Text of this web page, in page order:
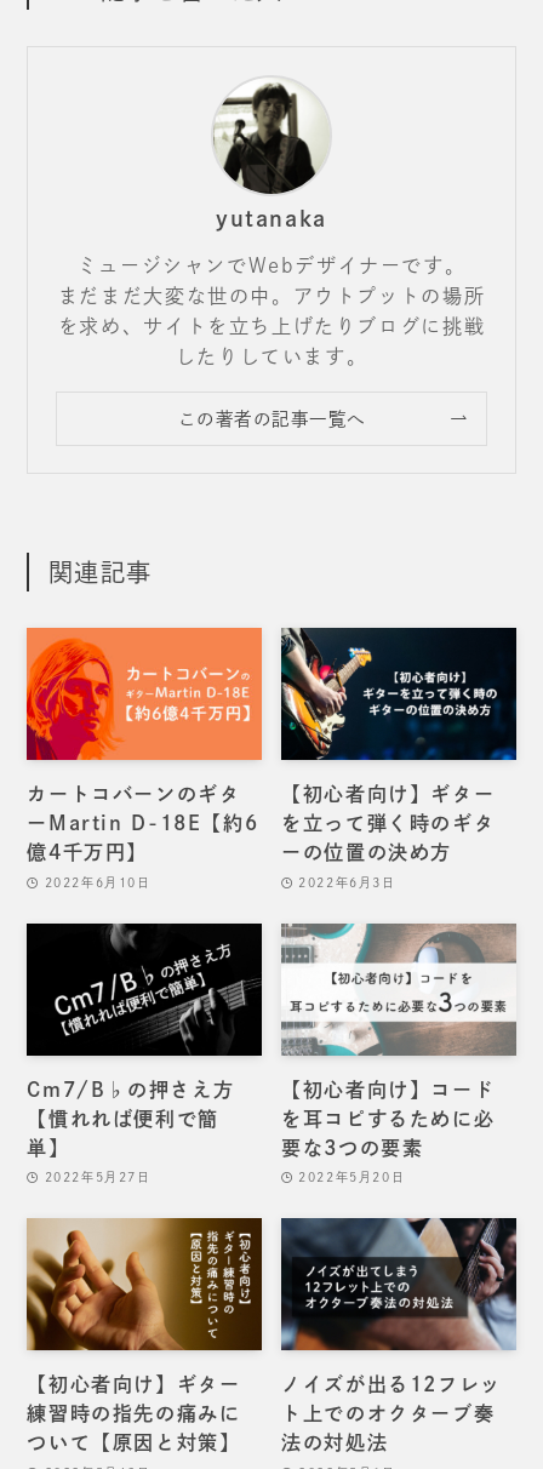
yutanaka
ミュージシャンでWebデザイナーです。
まだまだ大変な世の中。アウトプットの場所
を求め、サイトを立ち上げたりブログに挑戦
したりしています。
この著者の記事一覧へ
関連記事
カートコバーンのギタ
ーMartin D-18E【約6
億4千万円】
2022年6月10日
【初心者向け】ギター
を立って弾く時のギタ
ーの位置の決め方
2022年6月3日
Cm7/B♭の押さえ方
【慣れれば便利で簡
単】
2022年5月27日
【初心者向け】コード
を耳コピするために必
要な3つの要素
2022年5月20日
【初心者向け】ギター
練習時の指先の痛みに
ついて【原因と対策】
ノイズが出る12フレッ
ト上でのオクターブ奏
法の対処法